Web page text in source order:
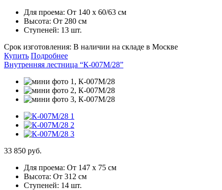
Для проема: От 140 х 60/63 см
Высота: От 280 см
Ступеней: 13 шт.
Срок изготовления: В наличии на складе в Москве
Купить Подробнее
Внутренняя лестница “К-007М/28”
33 850 руб.
Для проема: От 147 х 75 см
Высота: От 312 см
Ступеней: 14 шт.